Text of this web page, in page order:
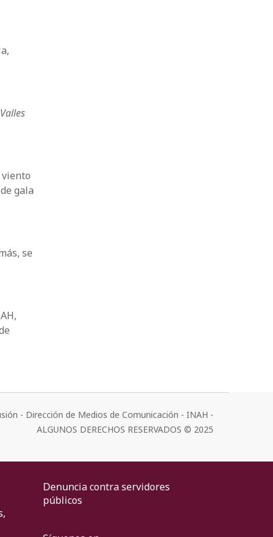
viento
gala
se
- Dirección de Medios de Comunicación - INAH -
ALGUNOS DERECHOS RESERVADOS © 2025
Denuncia contra servidores
públicos